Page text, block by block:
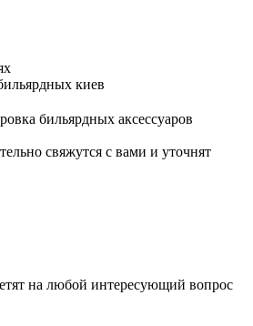
киев
бильярдных аксессуаров
свяжутся с вами и уточнят
на любой интересующий вопрос